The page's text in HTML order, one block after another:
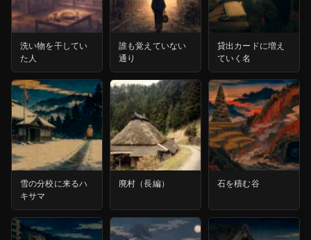
洗い物を干してい
た人
誰も覚えていない
通り
貸出カードに増え
ていく名
雪の分校に来るハ
キサマ
廃村（長編） 石を積む谷